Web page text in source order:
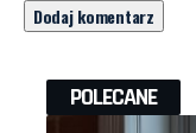
POLECANE